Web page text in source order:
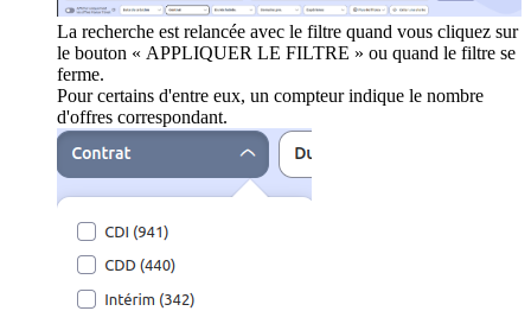
La recherche est relancée avec le filtre quand vous cliquez sur
le bouton « APPLIQUER LE FILTRE » ou quand le filtre se
ferme.
Pour certains d'entre eux, un compteur indique le nombre
d'offres correspondant.